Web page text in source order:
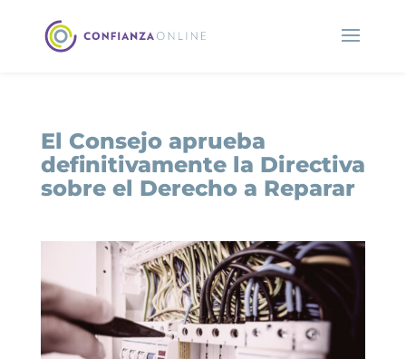
El Consejo aprueba
definitivamente la Directiva
sobre el Derecho a Reparar